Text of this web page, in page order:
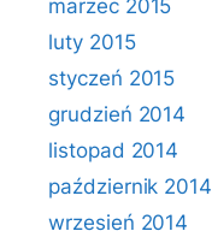
marzec 2015
luty 2015
styczeń 2015
grudzień 2014
listopad 2014
październik 2014
wrzesień 2014